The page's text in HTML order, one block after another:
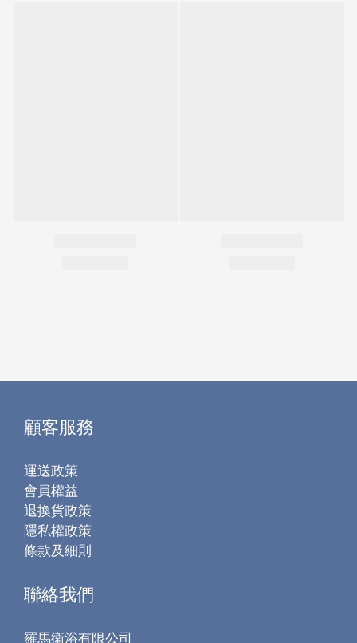
顧客服務
運送政策
會員權益
退換貨政策
隱私權政策
條款及細則
聯絡我們
羅馬衛浴有限公司